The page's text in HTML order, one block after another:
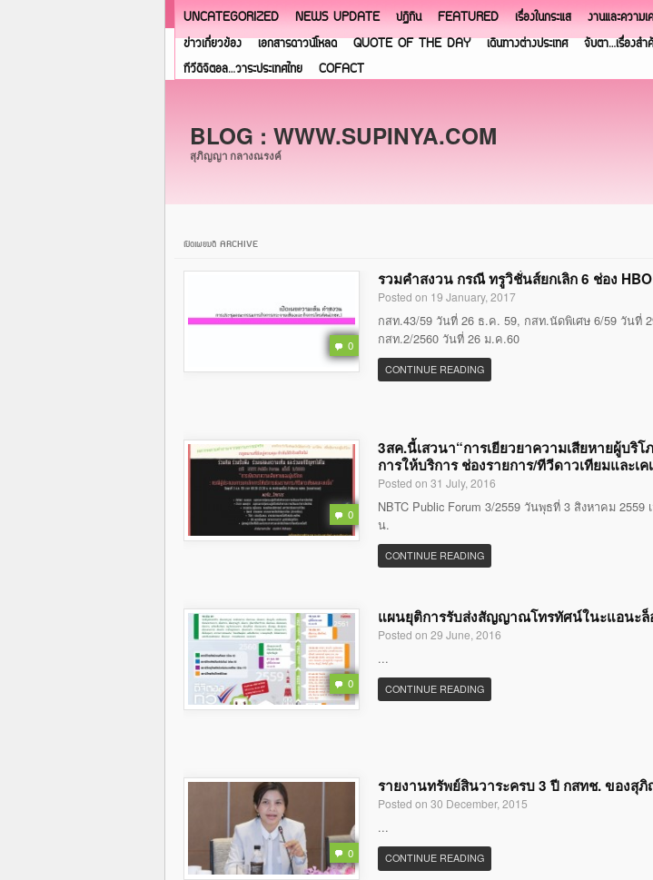
UNCATEGORIZED NEWS UPDATE ปฏิทิน FEATURED เรื่องในกระแส งานและความ
ข่าวเกี่ยวข้อง
เอกสารดาวน์โหลด QUOTE OF THE DAY เดินทางต่างประเทศ จับตา…เรื่องส
ทีวีดิจิตอล…วาระประเทศไทย
COFACT
BLOG : WWW.SUPINYA.COM
สุภิญญา กลางณรงค์
เปิดเผยมติ ARCHIVE
0
รวมคำสงวน กรณี ทรูวิชั่นส์ยกเลิก 6 ช่อง HBO
Posted on 19 January, 2017
กสท.43/59 วันที่ 26 ธ.ค. 59, กสท.นัดพิเศษ 6/59 วันที่
กสท.2/2560 วันที่ 26 ม.ค.60
CONTINUE READING
0
3สค.นี้เสวนา“การเยียวยาความเสียหายผู้บริ
การให้บริการ ช่องรายการ/ทีวีดาวเทียมและเค
Posted on 31 July, 2016
NBTC Public Forum 3/2559 วันพุธที่ 3 สิงหาคม 2559
น.
CONTINUE READING
0
แผนยุติการรับส่งสัญญาณโทรทัศน์ในะแอนะล็
Posted on 29 June, 2016
...
CONTINUE READING
0
รายงานทรัพย์สินวาระครบ 3 ปี กสทช. ของสุ
Posted on 30 December, 2015
...
CONTINUE READING